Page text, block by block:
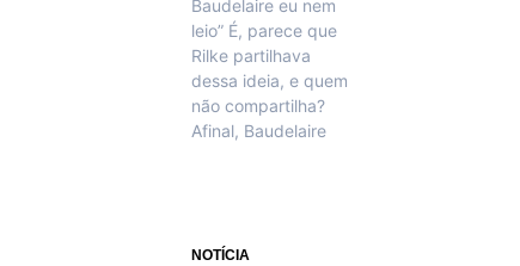
Baudelaire eu nem
leio” É, parece que
Rilke partilhava
dessa ideia, e quem
não compartilha?
Afinal, Baudelaire
NOTÍCIA